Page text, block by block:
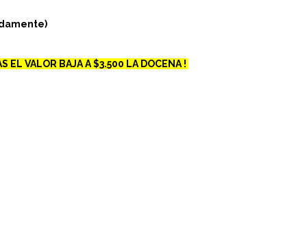
EL VALOR BAJA A $3.500 LA DOCENA !